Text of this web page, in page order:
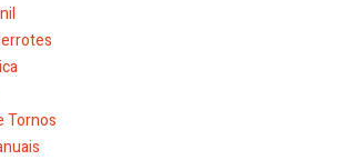
Tornos